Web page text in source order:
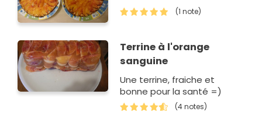
(1 note)
Terrine à l'orange
sanguine
Une terrine, fraiche et
bonne pour la santé =)
(4 notes)